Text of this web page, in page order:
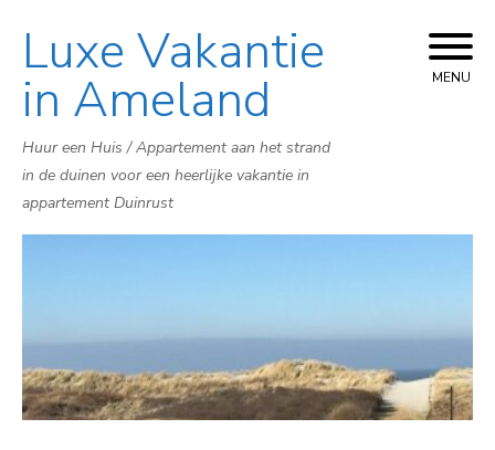
Skip
to
content
Luxe Vakantie
in Ameland
Huur een Huis / Appartement aan het strand
in de duinen voor een heerlijke vakantie in
appartement Duinrust
MENU